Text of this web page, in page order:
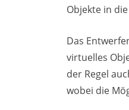
Objekte in
Das
virtuelles
der Regel
wobei die